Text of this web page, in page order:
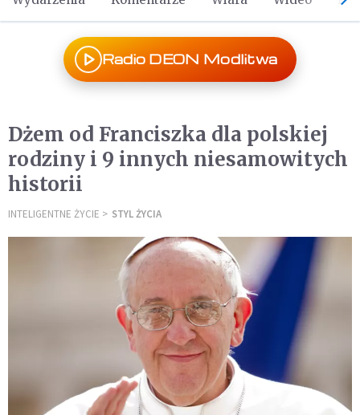
Radio DEON Modlitwa
Dżem od Franciszka dla polskiej
rodziny i 9 innych niesamowitych
historii
INTELIGENTNE ŻYCIE STYL ŻYCIA